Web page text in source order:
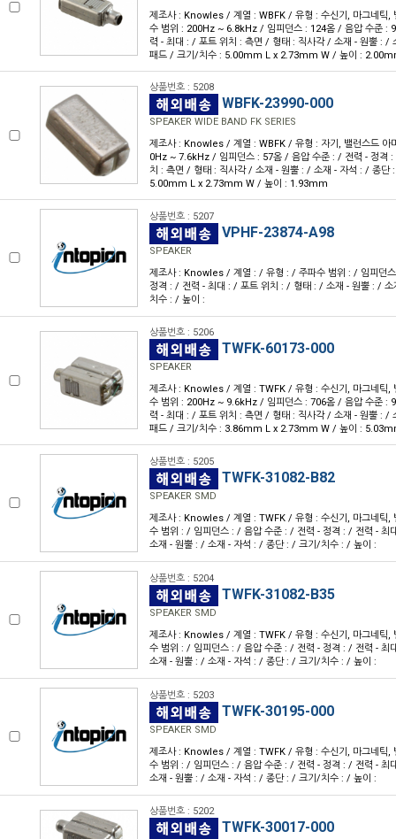
제조사 : Knowles / 계열 : WBFK / 유형 : 수신기, 마그네틱,
수 범위 : 200Hz ~ 6.8kHz / 임피던스 : 124옴 / 음압 수준 :
력 - 최대 : / 포트 위치 : 측면 / 형태 : 직사각 / 소재 - 원뿔 : /
패드 / 크기/치수 : 5.00mm L x 2.73mm W / 높이 :
상품번호 : 5208
WBFK-23990-000
SPEAKER WIDE BAND FK SERIES
제조사 : Knowles / 계열 : WBFK / 유형 : 자기, 밸런스드 아
0Hz ~ 7.6kHz / 임피던스 : 57옴 / 음압 수준 : / 전력 - 정격
치 : 측면 / 형태 : 직사각 / 소재 - 원뿔 : / 소재 - 자석 : / 종단
5.00mm L x 2.73mm W / 높이 : 1.93mm
상품번호 : 5207
VPHF-23874-A98
SPEAKER
제조사 : Knowles / 계열 : / 유형 : / 주파수 범위 : / 임피던
정격 : / 전력 - 최대 : / 포트 위치 : / 형태 : / 소재 - 원뿔 : /
치수 : / 높이 :
상품번호 : 5206
TWFK-60173-000
SPEAKER
제조사 : Knowles / 계열 : TWFK / 유형 : 수신기, 마그네틱,
수 범위 : 200Hz ~ 9.6kHz / 임피던스 : 706옴 / 음압 수준 :
력 - 최대 : / 포트 위치 : 측면 / 형태 : 직사각 / 소재 - 원뿔 : /
패드 / 크기/치수 : 3.86mm L x 2.73mm W / 높이 :
상품번호 : 5205
TWFK-31082-B82
SPEAKER SMD
제조사 : Knowles / 계열 : TWFK / 유형 : 수신기, 마그네틱,
수 범위 : / 임피던스 : / 음압 수준 : / 전력 - 정격 : / 전력 -
소재 - 원뿔 : / 소재 - 자석 : / 종단 : / 크기/치수 : / 높이 :
상품번호 : 5204
TWFK-31082-B35
SPEAKER SMD
제조사 : Knowles / 계열 : TWFK / 유형 : 수신기, 마그네틱,
수 범위 : / 임피던스 : / 음압 수준 : / 전력 - 정격 : / 전력 -
소재 - 원뿔 : / 소재 - 자석 : / 종단 : / 크기/치수 : / 높이 :
상품번호 : 5203
TWFK-30195-000
SPEAKER SMD
제조사 : Knowles / 계열 : TWFK / 유형 : 수신기, 마그네틱,
수 범위 : / 임피던스 : / 음압 수준 : / 전력 - 정격 : / 전력 -
소재 - 원뿔 : / 소재 - 자석 : / 종단 : / 크기/치수 : / 높이 :
상품번호 : 5202
TWFK-30017-000